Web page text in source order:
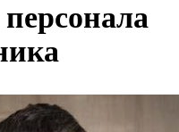
персонала